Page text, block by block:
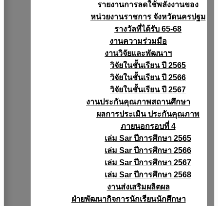
รายงานการลดใช้พลังงานของ
หน่วยงานราชการ จังหวัดนครปฐม
รางวัลที่ได้รับ 65-68
งานความร่วมมือ
งานวิจัยเเละพัฒนาฯ
วิจัยในชั้นเรียน ปี 2565
วิจัยในชั้นเรียน ปี 2566
วิจัยในชั้นเรียน ปี 2567
งานประกันคุณภาพสถานศึกษา
ผลการประเมิน ประกันคุณภาพ
ภายนอกรอบที่ 4
เล่ม Sar ปีการศึกษา 2565
เล่ม Sar ปีการศึกษา 2566
เล่ม Sar ปีการศึกษา 2567
เล่ม Sar ปีการศึกษา 2568
งานส่งเสริมผลิตผล
ฝ่ายพัฒนากิจการนักเรียนนักศึกษา